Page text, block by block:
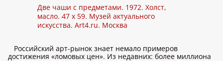
Две чаши с предметами. 1972. Холст,
масло. 47 x 59. Музей актуального
искусства. Art4.ru. Москва
Российский арт-рынок знает немало примеров
достижения «ломовых цен». Из недавних: более миллиона